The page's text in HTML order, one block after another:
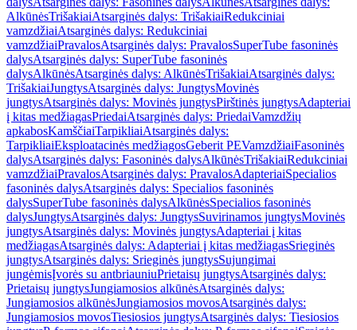
AlkūnėsTrišakiaiAtsarginės dalys: TrišakiaiRedukciniai
vamzdžiaiAtsarginės dalys: Redukciniai
vamzdžiaiPravalosAtsarginės dalys: PravalosSuperTube fasoninės
dalysAtsarginės dalys: SuperTube fasoninės
dalysAlkūnėsAtsarginės dalys: AlkūnėsTrišakiaiAtsarginės dalys:
TrišakiaiJungtysAtsarginės dalys: JungtysMovinės
jungtysAtsarginės dalys: Movinės jungtysPirštinės jungtysAdapteriai
į kitas medžiagasPriedaiAtsarginės dalys: PriedaiVamzdžių
apkabosKamščiaiTarpikliaiAtsarginės dalys:
TarpikliaiEksploatacinės medžiagosGeberit PEVamzdžiaiFasoninės
dalysAtsarginės dalys: Fasoninės dalysAlkūnėsTrišakiaiRedukciniai
vamzdžiaiPravalosAtsarginės dalys: PravalosAdapteriaiSpecialios
fasoninės dalysAtsarginės dalys: Specialios fasoninės
dalysSuperTube fasoninės dalysAlkūnėsSpecialios fasoninės
dalysJungtysAtsarginės dalys: JungtysSuvirinamos jungtysMovinės
jungtysAtsarginės dalys: Movinės jungtysAdapteriai į kitas
medžiagasAtsarginės dalys: Adapteriai į kitas medžiagasSrieginės
jungtysAtsarginės dalys: Srieginės jungtysSujungimai
jungėmisĮvorės su antbriauniuPrietaisų jungtysAtsarginės dalys:
Prietaisų jungtysJungiamosios alkūnėsAtsarginės dalys:
Jungiamosios alkūnėsJungiamosios movosAtsarginės dalys:
Jungiamosios movosTiesiosios jungtysAtsarginės dalys: Tiesiosios